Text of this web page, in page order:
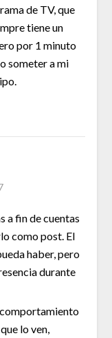
de TV, que
tiene un
por 1 minuto
someter a mi
a fin de cuentas
como post. El
haber, pero
durante
lo ven,